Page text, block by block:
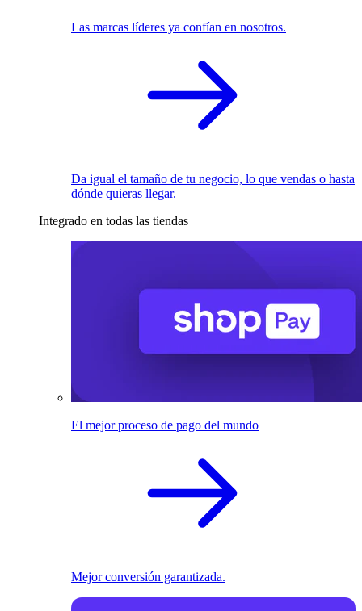
Las marcas líderes ya confían en nosotros.
Da igual el tamaño de tu negocio, lo que vendas o hasta
dónde quieras llegar.
Integrado en todas las tiendas
El mejor proceso de pago del mundo
Mejor conversión garantizada.